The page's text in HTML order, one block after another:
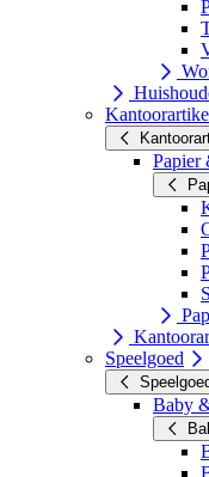
Papier
Speelgoed
Baby